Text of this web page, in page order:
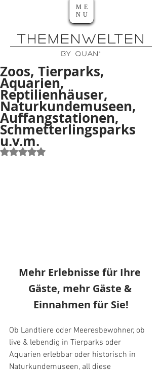
THEMENWELTEn
by QUAN°
ME
NU
Zoos, Tierparks,
Aquarien,
Reptilienhäuser,
Naturkundemuseen,
Auffangstationen,
Schmetterlingsparks
u.v.m.
Mit NaN von 5 Sternen bewertet.
Mehr Erlebnisse für Ihre
Gäste, mehr Gäste &
Einnahmen für Sie!
Ob Landtiere oder Meeresbewohner, ob
live & lebendig in Tierparks oder
Aquarien erlebbar oder historisch in
Naturkundemuseen, all diese